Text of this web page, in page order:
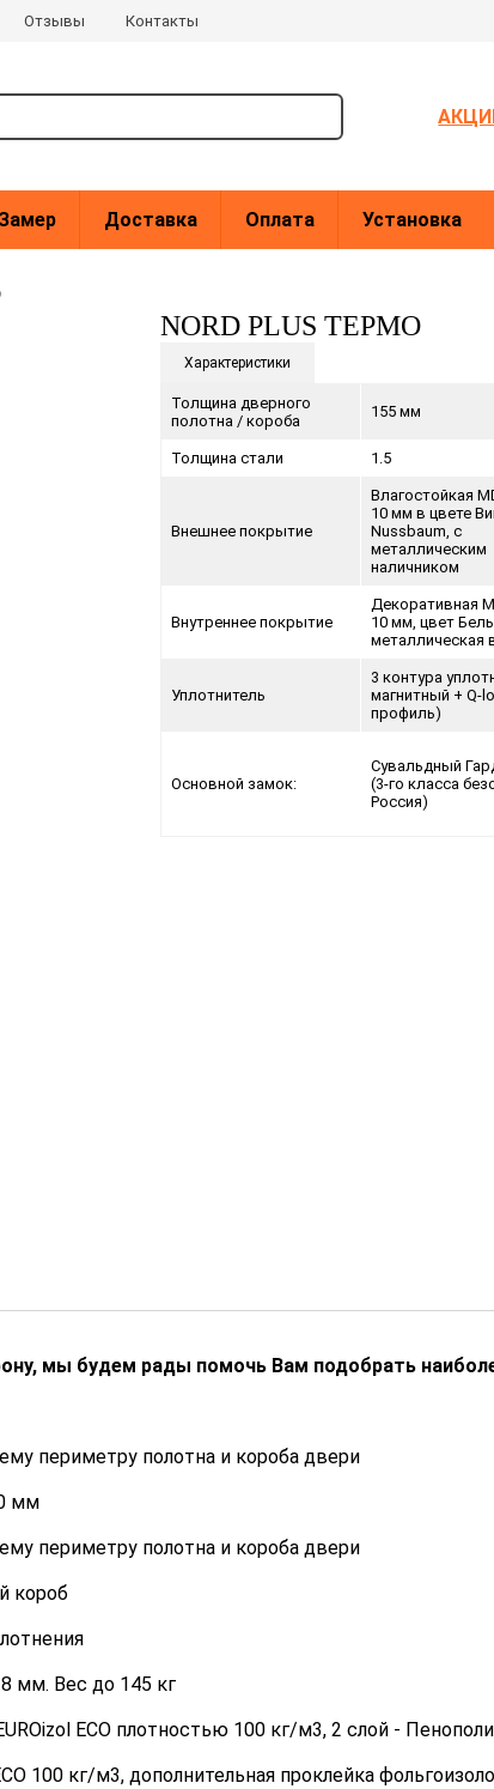
Отзывы Контакты
поиск
Замер Доставка Оплата Установка
NORD PLUS ТЕРМО
Характеристики
Толщина дверного
полотна / короба
155 мм
Толщина стали 1.5
Внешнее покрытие
Влагостойкая
10 мм в цвете
Nussbaum, с
металлическим
наличником
Внутреннее покрытие
Декоративная
10 мм, цвет
металлическая
Уплотнитель
3 контура
магнитный + Q-
профиль)
Основной замок:
Сувальдный
(3-го класса
Россия)
мы будем рады помочь Вам подобрать
периметру полотна и короба двери
мм
периметру полотна и короба двери
короб
мм. Вес до 145 кг
ECO плотностью 100 кг/м3, 2 слой -
100 кг/м3, дополнительная проклейка